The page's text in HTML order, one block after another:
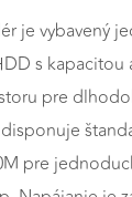
je vybavený
s kapacitou
pre
pre